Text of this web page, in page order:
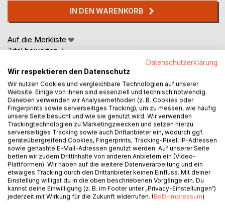
IN DEN WARENKORB
Auf die Merkliste
Titel bewerten
BESCHREIBUNG
Zarina, Ehefrau und Mutter, trägt den Wunsch, einmal zur
Jagd zu gehen, schon lange in sich. Über eine Freundin
gelangt ihre Nummer an Urs, einen Jäger und Falkner, der
sich daraufhin bei ihr meldet und sie zu einem
gemeinsamen Jagdausflug einlädt.
Datenschutzerklärung
Wir respektieren den Datenschutz
Wir nutzen Cookies und vergleichbare Technologien auf unserer
Website. Einige von ihnen sind essenziell und technisch notwendig.
Daneben verwenden wir Analysemethoden (z. B. Cookies oder
Fingerprints sowie serverseitiges Tracking), um zu messen, wie häufig
unsere Seite besucht und wie sie genutzt wird. Wir verwenden
Trackingtechnologien zu Marketingzwecken und setzen hierzu
serverseitiges Tracking sowie auch Drittanbieter ein, wodurch ggf.
geräteübergreifend Cookies, Fingerprints, Tracking-Pixel, IP-Adressen
sowie gehashte E-Mail-Adressen genutzt werden. Auf unserer Seite
betten wir zudem Drittinhalte von anderen Anbietern ein (Video-
Plattformen). Wir haben auf die weitere Datenverarbeitung und ein
etwaiges Tracking durch den Drittanbieter keinen Einfluss. Mit deiner
Einstellung willigst du in die oben beschriebenen Vorgänge ein. Du
kannst deine Einwilligung (z. B. im Footer unter „Privacy-Einstellungen“)
jederzeit mit Wirkung für die Zukunft widerrufen. (BoD-Impressum)